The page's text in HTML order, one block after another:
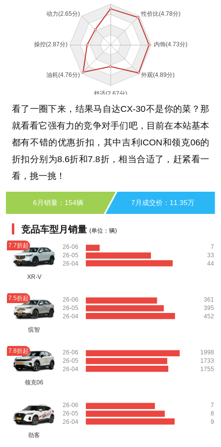
看了一圈下来，结果马自达CX-30不是你的菜？那
就看看它强有力的竞争对手们吧，目前在本站基本
都有不错的优惠折扣，其中吉利ICON和领克06的
折扣分别为8.6折和7.8折，相当合适了，赶紧看一
看，挑一挑！
6月销量：154辆 7月成交价：11.35万
竞品车型月销量 (单位：辆)
7.7折起
XR-V
26-06
26-05
26-04
7
33
44
7.5折起
缤智
26-06
26-05
26-04
361
395
452
7.8折起
领克06
26-06
26-05
26-04
1998
1733
1755
劲客
26-06
26-05
26-04
7
8
9